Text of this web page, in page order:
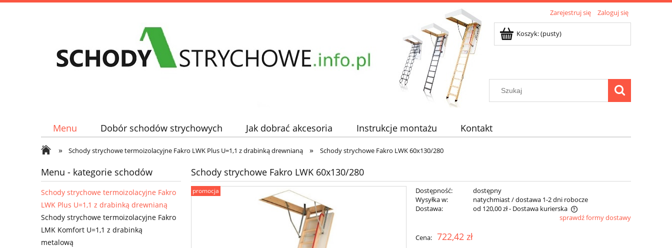
Zarejestruj się Zaloguj się
Koszyk:(pusty)
Menu Dobór schodów strychowych Jak dobrać akcesoria Instrukcje montażu Kontakt
» Schody strychowe termoizolacyjne Fakro LWK Plus U=1,1 z drabinką drewnianą » Schody strychowe Fakro LWK 60x130/280
Menu - kategorie schodów
Schody strychowe termoizolacyjne Fakro
LWK Plus U=1,1 z drabinką drewnianą
Schody strychowe termoizolacyjne Fakro
LMK Komfort U=1,1 z drabinką
metalową
Schody strychowe Fakro LWK 60x130/280
promocja Dostępność:
dostępny
Wysyłka w:
natychmiast / dostawa 1-2 dni robocze
Dostawa:
od 120,00 zł- Dostawa kurierska
płatności
sprawdź formy dostawy
Cena: 722,42 zł